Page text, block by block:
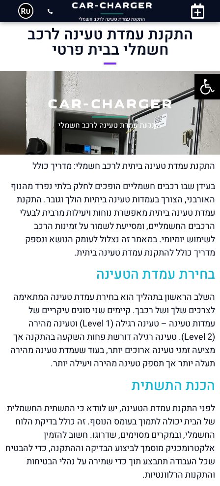
פתח סרגל נגישות
התקנת עמדת טעינה לרכב
חשמלי בבית פרטי
התקנת עמדת טעינה ביתית לרכב חשמלי: מדריך כולל
בעידן שבו רכבים חשמליים הופכים לחלק בלתי נפרד מהנוף
האורבני, הצורך בעמדות טעינה ביתיות הולך וגובר. התקנת
עמדת טעינה ביתית מאפשרת נוחות ויעילות מרבית לבעלי
הרכבים החשמליים, ומסייעת לשמור על זמינות הרכב
לשימוש יומיומי. במאמר זה נצלול לעומק הנושא ונספק
מדריך כולל להתקנת עמדת טעינה ביתית.
בחירת עמדת הטעינה
השלב הראשון בתהליך הוא בחירת עמדת טעינה המתאימה
לצרכים שלך ושל רכבך. קיימים שני סוגים עיקריים של
עמדות טעינה – טעינה רגילה (Level 1) וטעינה מהירה
(Level 2). טעינה רגילה דורשת פחות השקעה בהתקנה אך
מציעה זמני טעינה ארוכים יותר, בעוד שעמדת טעינה מהירה
תעלה יותר אך תספק טעינה מהירה ויעילה יותר.
הכנת התשתית
לפני התקנת עמדת הטעינה, יש לוודא כי התשתית החשמלית
של הבית יכולה לתמוך בעומס הנוסף. זה כולל בדיקת הלוח
החשמלי, ובמקרים מסוימים, שדרוגו. חשוב להזמין
אלקטרומכניק מוסמך לביצוע הבדיקה וההתקנה, כדי להבטיח
שכל העבודה תתבצע תוך כדי שמירה על נהלי הבטיחות
והתקנות הרלוונטיות.